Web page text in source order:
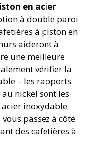
en acier
à double paroi
à piston en
aideront à
une meilleure
vérifier la
– les rapports
nickel sont les
acier inoxydable
passez à côté
des cafetières à